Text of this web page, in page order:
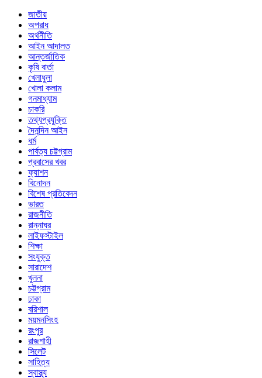
জাতীয়
অপরাধ
অর্থনীতি
আইন আদালত
আন্তর্জাতিক
কৃষি বার্তা
খেলাধুলা
খোলা কলাম
গনমাধ্যাম
চাকরি
তথ্যপ্রযুক্তি
দৈনন্দিন আইন
ধর্ম
পার্বত্য চট্টগ্রাম
প্রবাসের খবর
ফ্যাশন
বিনোদন
বিশেষ প্রতিবেদন
ভারত
রাজনীতি
রান্নাঘর
লাইফস্টাইল
শিক্ষা
সংযুক্ত
সারাদেশ
খুলনা
চট্টগ্রাম
ঢাকা
বরিশাল
ময়মনসিংহ
রংপুর
রাজশাহী
সিলেট
সাহিত্য
স্বাস্থ্য